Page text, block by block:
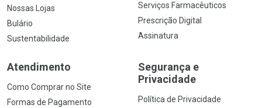
Nossas Lojas
Bulário
Sustentabilidade
Serviços Farmacêuticos
Prescrição Digital
Assinatura
Atendimento
Como Comprar no Site
Formas de Pagamento
Segurança e
Privacidade
Política de Privacidade